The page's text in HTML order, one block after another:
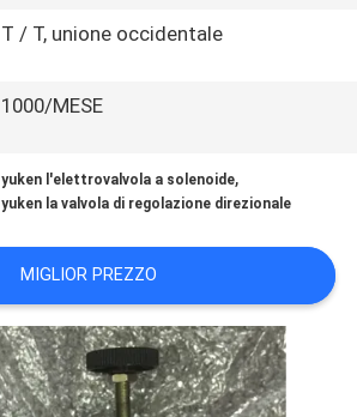
T / T, unione occidentale
1000/MESE
yuken l'elettrovalvola a solenoide,
yuken la valvola di regolazione direzionale
MIGLIOR PREZZO